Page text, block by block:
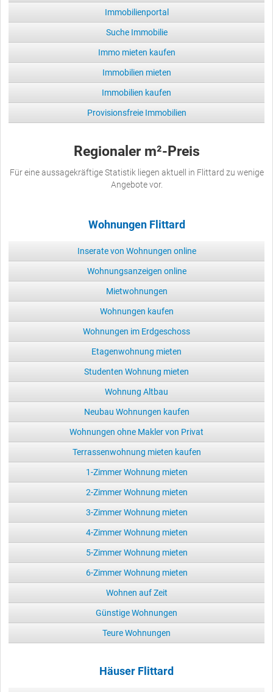
Immobilienportal
Suche Immobilie
Immo mieten kaufen
Immobilien mieten
Immobilien kaufen
Provisionsfreie Immobilien
Regionaler m²-Preis
Für eine aussagekräftige Statistik liegen aktuell in Flittard zu wenige
Angebote vor.
Wohnungen Flittard
Inserate von Wohnungen online
Wohnungsanzeigen online
Mietwohnungen
Wohnungen kaufen
Wohnungen im Erdgeschoss
Etagenwohnung mieten
Studenten Wohnung mieten
Wohnung Altbau
Neubau Wohnungen kaufen
Wohnungen ohne Makler von Privat
Terrassenwohnung mieten kaufen
1-Zimmer Wohnung mieten
2-Zimmer Wohnung mieten
3-Zimmer Wohnung mieten
4-Zimmer Wohnung mieten
5-Zimmer Wohnung mieten
6-Zimmer Wohnung mieten
Wohnen auf Zeit
Günstige Wohnungen
Teure Wohnungen
Häuser Flittard